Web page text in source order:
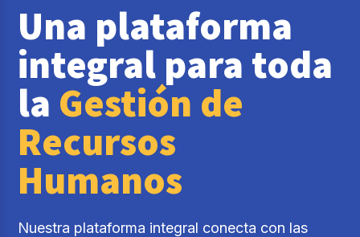
Perú
México
Brasil
Una plataforma
integral para toda
la Gestión de
Recursos
Humanos
Nuestra plataforma integral conecta con las